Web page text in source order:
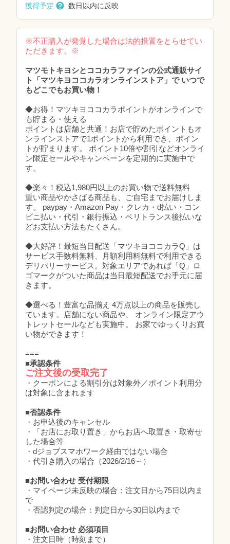
獲得予定
数日以内に反映
※不正購入が発覚した場合は法的措置をとらせてい
ただきます。※
マツモトキヨシとココカラファインの公式通販サイ
ト「マツキヨココカラオンラインストア」で いつで
もどこでもお買い物！
◆お得！マツキヨココカラポイントがオンラインで
も貯まる・使える
ポイントは店舗と共通！お店で貯めたポイントもオ
ンラインストアで1ポイントから利用でき、ポイン
トが貯まります。 ポイント10倍や割引などオンライ
ン限定セールやキャンペーンを定期的に実施中で
す。
◆楽々！税込1,980円以上のお買い物で送料無料
重い商品やかさばる商品も、ご自宅までお届けしま
す。 paypay・Amazon Pay・クレカ・d払い・コン
ビニ払い・代引・銀行振込・ベリトランス後払いな
どお支払い方法もたくさん。
◆大好評！最短当日配送「マツキヨココカラQ」は
サービス手数料無料、月額利用料無料で利用できる
デリバリーサービス。対象エリアであれば「Q」ロ
ゴマークがついた商品は当日最短配送でお手元に届
きます。
◆選べる！豊富な品揃え 4万点以上の商品を販売し
ています。店舗にない商品や、 オンライン限定アウ
トレットセールなども実施中。 お家でゆっくりお買
い物ができます！
===
■承認条件
ご注文後の受取完了
・クーポンによる割引分は対象外／ポイント利用分
は対象に含まれます
■否認条件
・お申込後のキャンセル
・「お店にお取り置き」からお店へ取置き・取寄せ
した場合等
・dジョブスマホワーク経由ではない場合
・代引き購入の場合（2026/2/16～）
■お問い合わせ 受付期限
・マイページ未反映の場合：注文日から75日以内ま
で
・否認判定の場合：判定日から30日以内まで
■お問い合わせ 必須項目
・注文日時（時刻まで）